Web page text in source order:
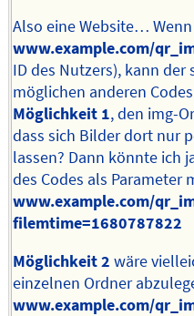
Also eine Website…
www.example.com/
ID des Nutzers), kann
möglichen anderen
Möglichkeit 1, den img-
dass sich Bilder dort nur
lassen? Dann könnte ich
des Codes als Parameter
www.example.com/
filemtime=1680787822
Möglichkeit 2 wäre
einzelnen Ordner
www.example.com/